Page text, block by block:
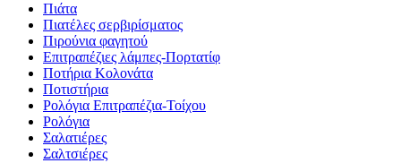
Πιάτα
Πιατέλες σερβιρίσματος
Πιρούνια φαγητού
Επιτραπέζιες λάμπες-Πορτατίφ
Ποτήρια Κολονάτα
Ποτιστήρια
Ρολόγια Επιτραπέζια-Τοίχου
Ρολόγια
Σαλατιέρες
Σαλτσιέρες